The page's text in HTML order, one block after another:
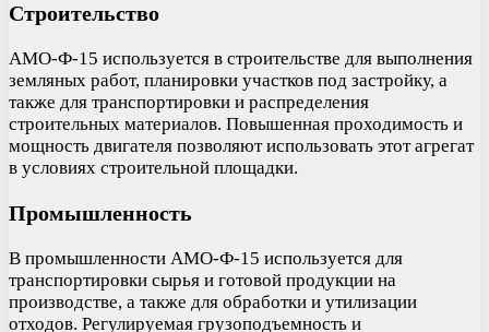
Строительство
АМО-Ф-15 используется в строительстве для выполнения
земляных работ, планировки участков под застройку, а
также для транспортировки и распределения
строительных материалов. Повышенная проходимость и
мощность двигателя позволяют использовать этот агрегат
в условиях строительной площадки.
Промышленность
В промышленности АМО-Ф-15 используется для
транспортировки сырья и готовой продукции на
производстве, а также для обработки и утилизации
отходов. Регулируемая грузоподъемность и